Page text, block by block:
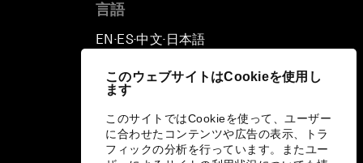
このウェブサイトはCookieを使用し
ます
このサイトではCookieを使って、ユーザー
に合わせたコンテンツや広告の表示、トラ
フィックの分析を行っています。またユー
言語
EN ▪ES▪中文▪ 日本語